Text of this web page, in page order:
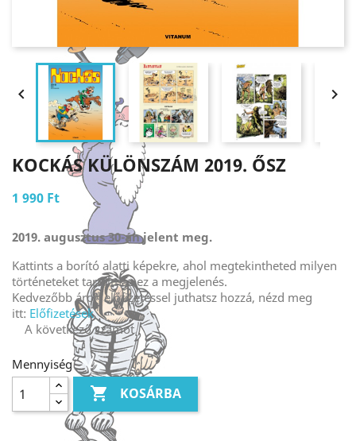
 
KOCKÁS KÜLÖNSZÁM 2019. ŐSZ
1 990 Ft
2019. augusztus 30-án jelent meg.
Kattints a borító alatti képekre, ahol megtekintheted milyen
történeteket tartalmaz ez a megjelenés.
Kedvezőbb áron előfizetéssel juthatsz hozzá, nézd meg
itt: Előfizetések
A következő számot
Mennyiség
 KOSÁRBA